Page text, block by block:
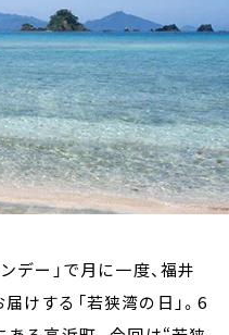
デー」で月に一度、福井
けする「若狭湾の日」。6